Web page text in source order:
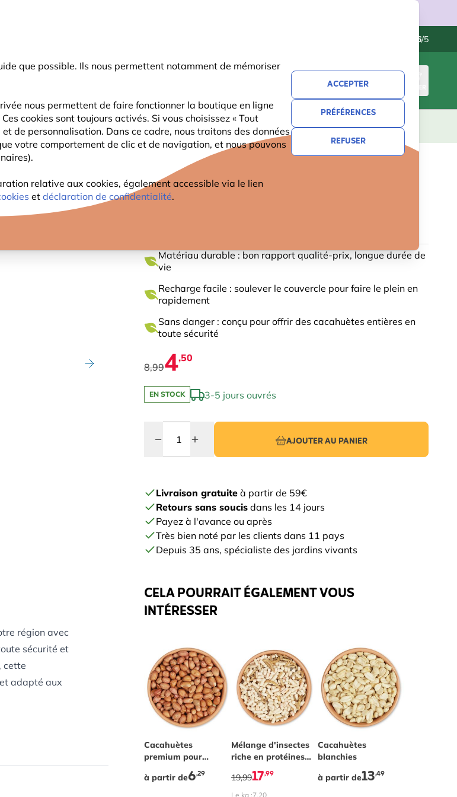
que possible. Ils nous permettent notamment de mémoriser
nous permettent de faire fonctionner la boutique en ligne
cookies sont toujours activés. Si vous choisissez « Tout
de personnalisation. Dans ce cadre, nous traitons des données
votre comportement de clic et de navigation, et nous pouvons
relative aux cookies, également accessible via le lien
et déclaration de confidentialité.
ACCEPTER
PRÉFÉRENCES
REFUSER
4.6/5
CONNEXION
OBSERVATION ENFANTS CADEAUX NOUVEAUTÉS OFFRES
cacahuètes en métal Hios vert
DISTRIBUTEUR DE CACAHUÈTES EN
Matériau durable : bon rapport qualité-prix, longue durée de
vie
Recharge facile : soulever le couvercle pour faire le plein en
rapidement
Sans danger : conçu pour offrir des cacahuètes entières en
toute sécurité
8,994,50
EN STOCK 3-5 jours ouvrés
AJOUTER AU PANIER
Livraison gratuite à partir de 59€
Retours sans soucis dans les 14 jours
Payez à l'avance ou après
Très bien noté par les clients dans 11 pays
Depuis 35 ans, spécialiste des jardins vivants
CELA POURRAIT ÉGALEMENT VOUS
INTÉRESSER
Cacahuètes
premium pour
The price depends on the options chosen on the product page
à partir de6,29
Mélange d'insectes
riche en protéines
2.5kg17,99
19,99
Le kg :7,20
Cacahuètes
blanchies
The price depends on the
à partir de13,49
région avec
sécurité et
cette
adapté aux
les
qui les aide à